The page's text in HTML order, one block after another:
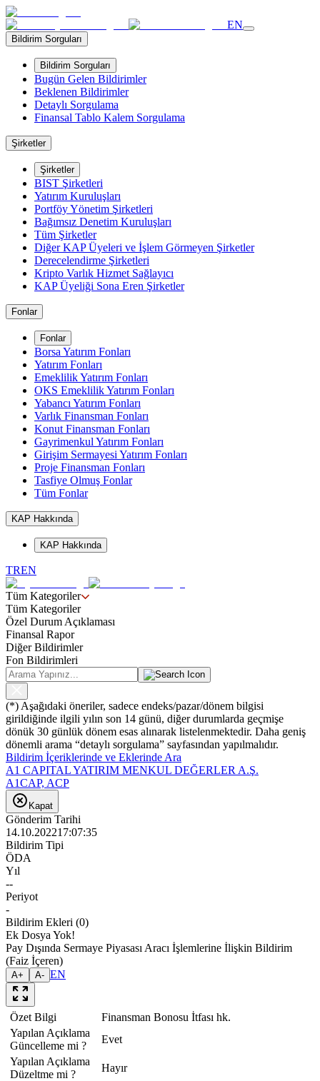
EN
Bildirim Sorguları
Bildirim Sorguları
Bugün Gelen Bildirimler
Beklenen Bildirimler
Detaylı Sorgulama
Finansal Tablo Kalem Sorgulama
Şirketler
Şirketler
BIST Şirketleri
Yatırım Kuruluşları
Portföy Yönetim Şirketleri
Bağımsız Denetim Kuruluşları
Tüm Şirketler
Diğer KAP Üyeleri ve İşlem Görmeyen Şirketler
Derecelendirme Şirketleri
Kripto Varlık Hizmet Sağlayıcı
KAP Üyeliği Sona Eren Şirketler
Fonlar
Fonlar
Borsa Yatırım Fonları
Yatırım Fonları
Emeklilik Yatırım Fonları
OKS Emeklilik Yatırım Fonları
Yabancı Yatırım Fonları
Varlık Finansman Fonları
Konut Finansman Fonları
Gayrimenkul Yatırım Fonları
Girişim Sermayesi Yatırım Fonları
Proje Finansman Fonları
Tasfiye Olmuş Fonlar
Tüm Fonlar
KAP Hakkında
KAP Hakkında
TREN
Tüm Kategoriler
Tüm Kategoriler
Özel Durum Açıklaması
Finansal Rapor
Diğer Bildirimler
Fon Bildirimleri
(*) Aşağıdaki öneriler, sadece endeks/pazar/dönem bilgisi
girildiğinde ilgili yılın son 14 günü, diğer durumlarda geçmişe
dönük 30 günlük dönem esas alınarak listelenmektedir. Daha geniş
dönemli arama “detaylı sorgulama” sayfasından yapılmalıdır.
Bildirim İçeriklerinde ve Eklerinde Ara
A1 CAPITAL YATIRIM MENKUL DEĞERLER A.Ş.
A1CAP, ACP
Kapat
Gönderim Tarihi
14.10.202217:07:35
Bildirim Tipi
ÖDA
Yıl
--
Periyot
-
Bildirim Ekleri (0)
Ek Dosya Yok!
Pay Dışında Sermaye Piyasası Aracı İşlemlerine İlişkin Bildirim
(Faiz İçeren)
A+ A- EN
Özet Bilgi
Finansman Bonosu İtfası hk.
Yapılan Açıklama
Güncelleme mi ?
Evet
Yapılan Açıklama
Düzeltme mi ?
Hayır